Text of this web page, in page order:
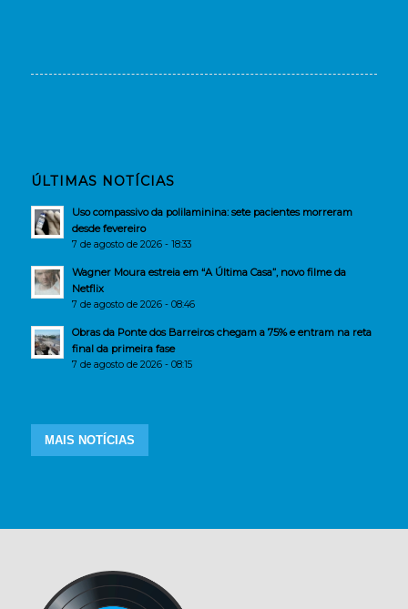
ÚLTIMAS NOTÍCIAS
Uso compassivo da polilaminina: sete pacientes morreram
desde fevereiro
7 de agosto de 2026 - 18:33
Wagner Moura estreia em “A Última Casa”, novo filme da
Netflix
7 de agosto de 2026 - 08:46
Obras da Ponte dos Barreiros chegam a 75% e entram na reta
final da primeira fase
7 de agosto de 2026 - 08:15
MAIS NOTÍCIAS